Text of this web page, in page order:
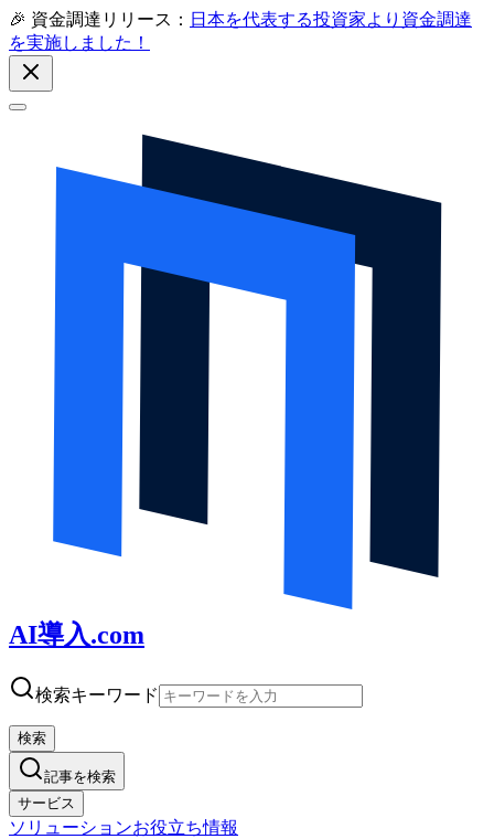
🎉 資金調達リリース： 日本を代表する投資家より資金調達
を実施しました！
AI導入.com
検索キーワード
検索
記事を検索
サービス
ソリューションお役立ち情報